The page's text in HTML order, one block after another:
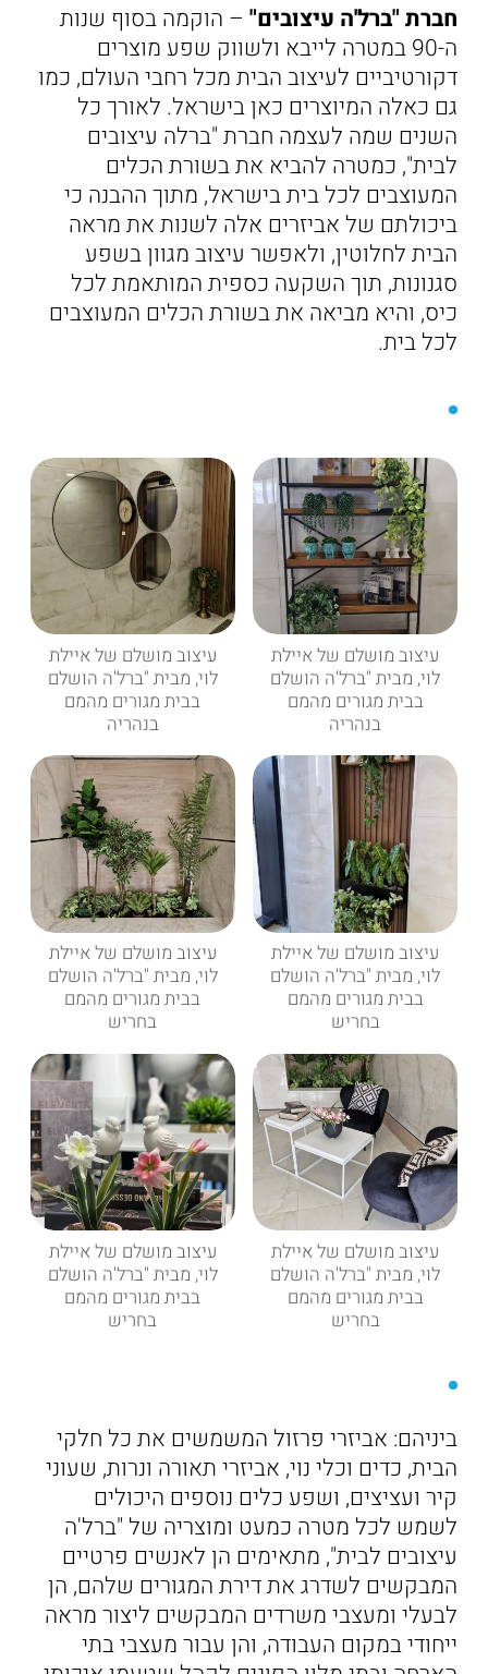
חברת "ברל'ה עיצובים"– הוקמה בסוף שנות
ה-90 במטרה לייבא ולשווק שפע מוצרים
דקורטיביים לעיצוב הבית מכל רחבי העולם, כמו
גם כאלה המיוצרים כאן בישראל. לאורך כל
השנים שמה לעצמה חברת "ברלה עיצובים
לבית", כמטרה להביא את בשורת הכלים
המעוצבים לכל בית בישראל, מתוך ההבנה כי
ביכולתם של אביזרים אלה לשנות את מראה
הבית לחלוטין, ולאפשר עיצוב מגוון בשפע
סגנונות, תוך השקעה כספית המותאמת לכל
כיס, והיא מביאה את בשורת הכלים המעוצבים
לכל בית.
עיצוב מושלם של איילת
לוי, מבית "ברל'ה הושלם
בבית מגורים מהמם
בנהריה
עיצוב מושלם של איילת
לוי, מבית "ברל'ה הושלם
בבית מגורים מהמם
בנהריה
עיצוב מושלם של איילת
לוי, מבית "ברל'ה הושלם
בבית מגורים מהמם
בחריש
עיצוב מושלם של איילת
לוי, מבית "ברל'ה הושלם
בבית מגורים מהמם
בחריש
עיצוב מושלם של איילת
לוי, מבית "ברל'ה הושלם
בבית מגורים מהמם
בחריש
עיצוב מושלם של איילת
לוי, מבית "ברל'ה הושלם
בבית מגורים מהמם
בחריש
ביניהם: אביזרי פרזול המשמשים את כל חלקי
הבית, כדים וכלי נוי, אביזרי תאורה ונרות, שעוני
קיר ועציצים, ושפע כלים נוספים היכולים
לשמש לכל מטרה כמעט ומוצריה של "ברל'ה
עיצובים לבית", מתאימים הן לאנשים פרטיים
המבקשים לשדרג את דירת המגורים שלהם, הן
לבעלי ומעצבי משרדים המבקשים ליצור מראה
ייחודי במקום העבודה, והן עבור מעצבי בתי